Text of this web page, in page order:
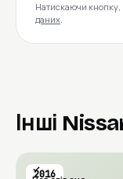
Натискаючи кнопку,
даних.
Інші
2016